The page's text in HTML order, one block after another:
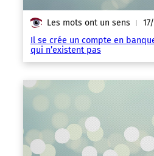
Les mots ont un sens |
Il se crée un compte en
qui n’existent pas